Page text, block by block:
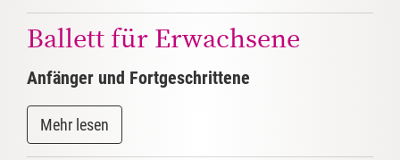
Ballett für Erwachsene
Anfänger und Fortgeschrittene